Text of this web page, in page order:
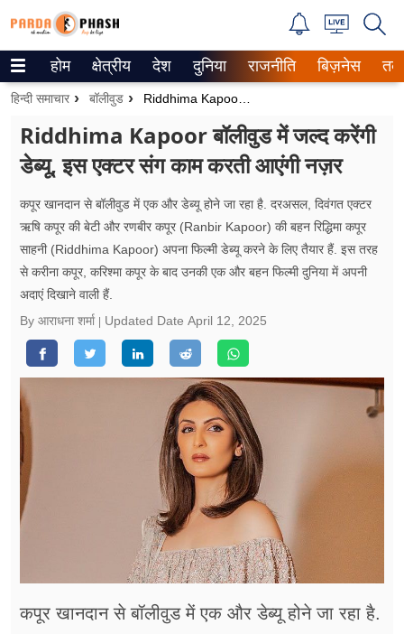
Trending on Google News
वेब स्टोरीज
उत्तर प्रदेश
गैलरी
वीडियो
रिलेशनशिप
जीवन मंत्रा
फूड
सेहत
ब्‍यूटी
अन्य खबरें
होम क्षेत्रीय देश दुनिया राजनीति बिज़नेस
हिन्दी समाचार बॉलीवुड
Riddhima Kapoor बॉलीवुड में जल्द करेंगी
डेब्यू, इस एक्टर संग काम करती आएंगी नज़र
कपूर खानदान से बॉलीवुड में एक और डेब्यू होने जा रहा है. दरअसल, दिवंगत एक्टर
ऋषि कपूर की बेटी और रणबीर कपूर (Ranbir Kapoor) की बहन रिद्धिमा कपूर
साहनी (Riddhima Kapoor) अपना फिल्मी डेब्यू करने के लिए तैयार हैं. इस तरह
से करीना कपूर, करिश्मा कपूर के बाद उनकी एक और बहन फिल्मी दुनिया में अपनी
अदाएं दिखाने वाली हैं.
By आराधना शर्मा
Updated Date April 12, 2025
कपूर खानदान से बॉलीवुड में एक और डेब्यू होने जा रहा है.